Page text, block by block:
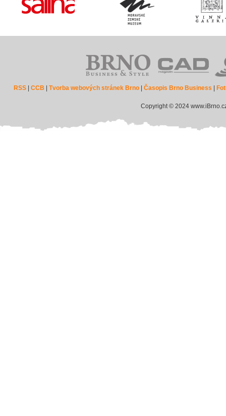
RSS |CCB |Tvorba webových stránek Brno |Časopis Brno Business
Copyright © 2024